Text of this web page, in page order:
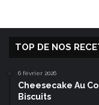
TOP DE NOS
6 février 2026
Cheesecake Au
Biscuits